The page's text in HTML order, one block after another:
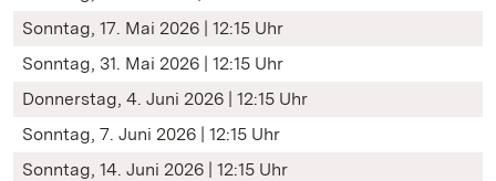
Sonntag, 17. Mai 2026 | 12:15 Uhr
Sonntag, 31. Mai 2026 | 12:15 Uhr
Donnerstag, 4. Juni 2026 | 12:15 Uhr
Sonntag, 7. Juni 2026 | 12:15 Uhr
Sonntag, 14. Juni 2026 | 12:15 Uhr